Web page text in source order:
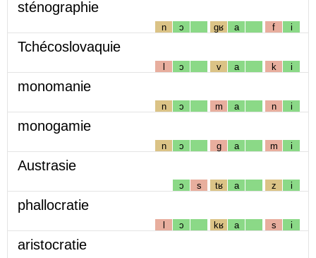
sténographie
n ɔ gʁ a f i
Tchécoslovaquie
l ɔ v a k i
monomanie
n ɔ m a n i
monogamie
n ɔ g a m i
Austrasie
ɔ s tʁ a z i
phallocratie
l ɔ kʁ a s i
aristocratie